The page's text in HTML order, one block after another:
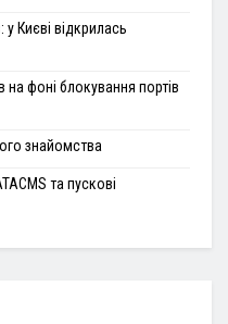
Києві відкрилась
на фоні блокування портів
знайомства
та пускові